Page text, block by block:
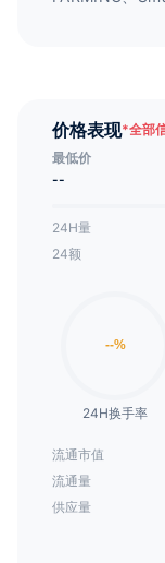
价格表现*全部
最低价
--
24H量
24额
24H换手率
流通市值
流通量
供应量